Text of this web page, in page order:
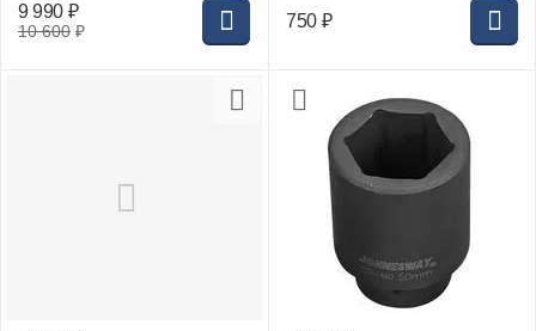
10 600 ₽
9 990 ₽ 750 ₽